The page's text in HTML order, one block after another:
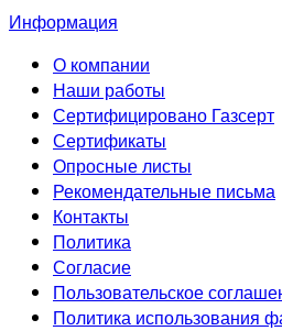
Информация
О компании
Наши работы
Сертифицировано Газсерт
Сертификаты
Опросные листы
Рекомендательные письма
Контакты
Политика
Согласие
Пользовательское
Политика использования